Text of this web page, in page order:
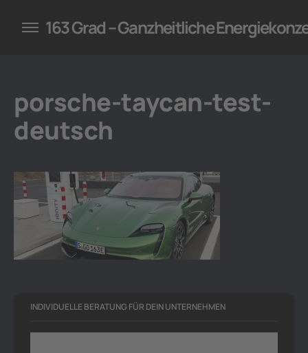
für Unternehmen
163 Grad – Ganzheitliche
porsche-taycan-test-
deutsch
INDIVIDUELLE BERATUNG FÜR DEIN UNTERNEHMEN